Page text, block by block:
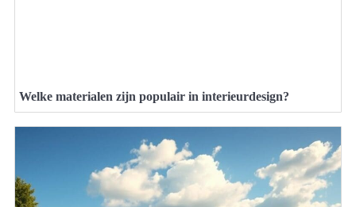
Welke materialen zijn populair in interieurdesign?